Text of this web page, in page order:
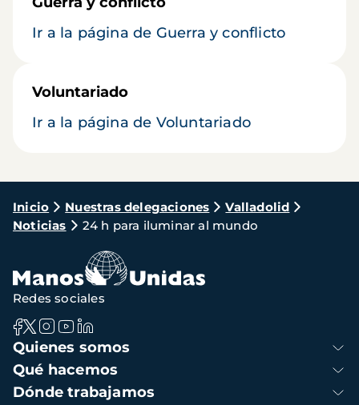
Ir a la página de Guerra y conflicto
Voluntariado
Ir a la página de Voluntariado
Ruta
de
navegación
Inicio Nuestras delegaciones
Valladolid
Noticias
24 h para iluminar al mundo
Navegación
principal
Quienes somos
Qué hacemos
Dónde trabajamos
Redes sociales